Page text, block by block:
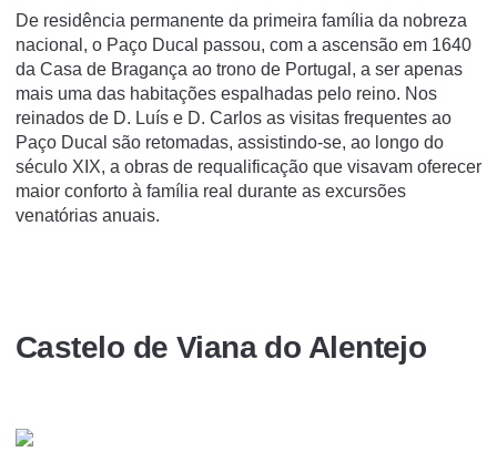
De residência permanente da primeira família da nobreza
nacional, o Paço Ducal passou, com a ascensão em 1640
da Casa de Bragança ao trono de Portugal, a ser apenas
mais uma das habitações espalhadas pelo reino. Nos
reinados de D. Luís e D. Carlos as visitas frequentes ao
Paço Ducal são retomadas, assistindo-se, ao longo do
século XIX, a obras de requalificação que visavam oferecer
maior conforto à família real durante as excursões
venatórias anuais.
Castelo de Viana do Alentejo